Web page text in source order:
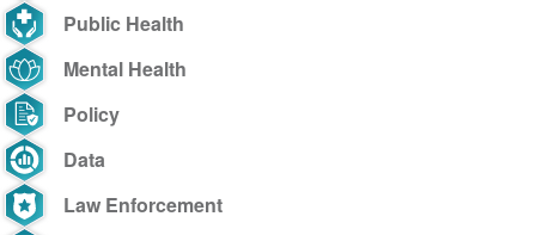
Public Health
Mental Health
Policy
Data
Law Enforcement